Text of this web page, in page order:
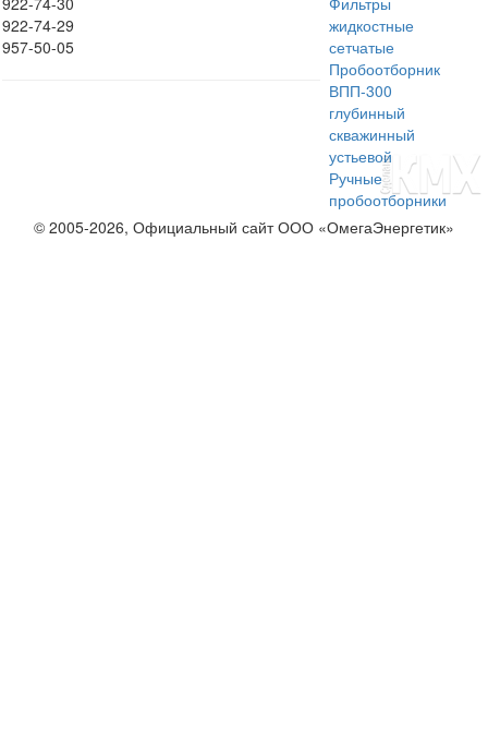
922-74-29
957-50-05
жидкостные
сетчатые
Пробоотборник
ВПП-300
глубинный
скважинный
устьевой
Ручные
пробоотборники
© 2005-2026, Официальный сайт ООО «ОмегаЭнергетик»